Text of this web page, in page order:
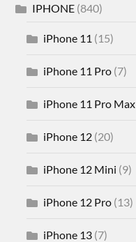
IPHONE (840)
iPhone 11 (15)
iPhone 11 Pro (7)
iPhone 11 Pro Max
iPhone 12 (20)
iPhone 12 Mini (9)
iPhone 12 Pro (13)
iPhone 13 (7)